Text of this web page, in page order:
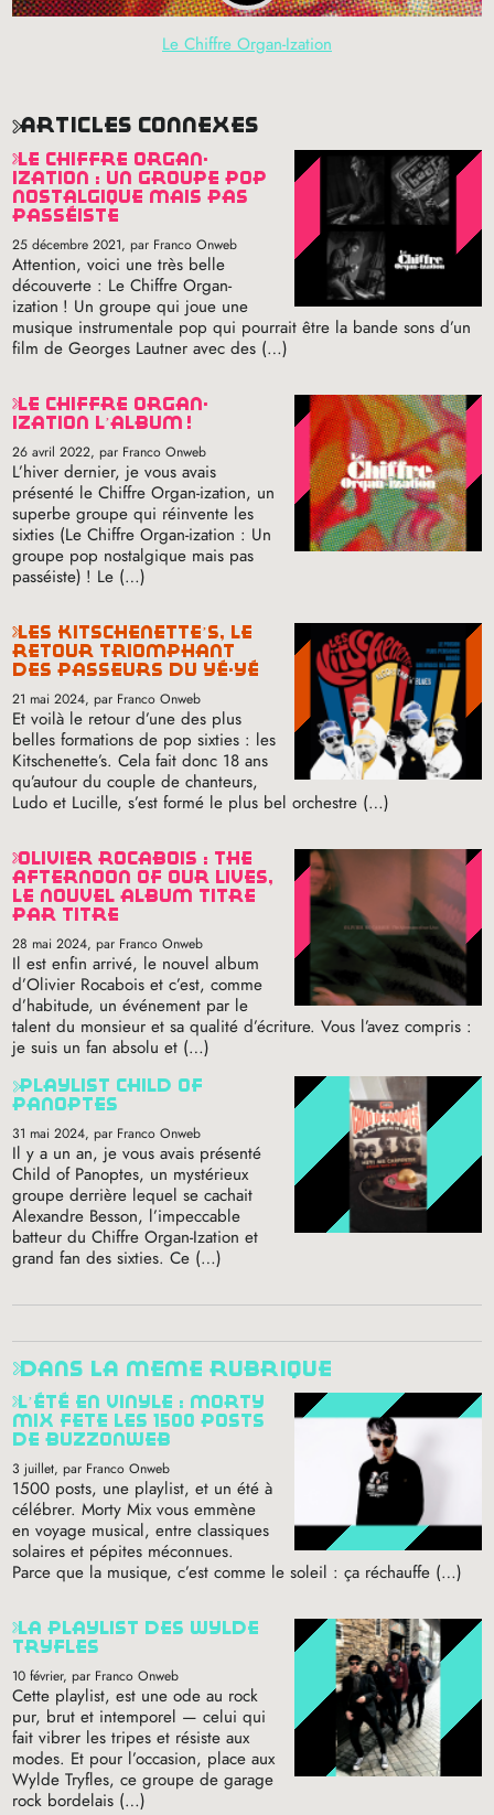
Le Chiffre Organ-Ization
articles connexes
playlist child of
panoptes
31 mai 2024, par Franco Onweb
Il y a un an, je vous avais présenté
Child of Panoptes, un mystérieux
groupe derrière lequel se cachait
Alexandre Besson, l’impeccable
batteur du Chiffre Organ-Ization et
grand fan des sixties. Ce (…)
le chiffre organ​-​
ization : un groupe pop
nostalgique mais pas
passéiste
25 décembre 2021, par Franco Onweb
Attention, voici une très belle
découverte : Le Chiffre Organ​-​
ization ! Un groupe qui joue une
musique instrumentale pop qui pourrait être la bande sons d’un
film de Georges Lautner avec des (…)
le chiffre organ-
ization l’album !
26 avril 2022, par Franco Onweb
L’hiver dernier, je vous avais
présenté le Chiffre Organ-ization, un
superbe groupe qui réinvente les
sixties (Le Chiffre Organ​-​ization : Un
groupe pop nostalgique mais pas
passéiste) ! Le (…)
les kitschenette’s, le
retour triomphant
des passeurs du yé-yé
21 mai 2024, par Franco Onweb
Et voilà le retour d’une des plus
belles formations de pop sixties : les
Kitschenette’s. Cela fait donc 18 ans
qu’autour du couple de chanteurs,
Ludo et Lucille, s’est formé le plus bel orchestre (…)
olivier rocabois : the
afternoon of our lives,
le nouvel album titre
par titre
28 mai 2024, par Franco Onweb
Il est enfin arrivé, le nouvel album
d’Olivier Rocabois et c’est, comme
d’habitude, un événement par le
talent du monsieur et sa qualité d’écriture. Vous l’avez compris :
je suis un fan absolu et (…)
dans la même rubrique
l’été en vinyle : morty
mix fête les 1500 posts
de buzzonweb
3 juillet, par Franco Onweb
1500 posts, une playlist, et un été à
célébrer. Morty Mix vous emmène
en voyage musical, entre classiques
solaires et pépites méconnues.
Parce que la musique, c’est comme le soleil : ça réchauffe (…)
la playlist des wylde
tryfles
10 février, par Franco Onweb
Cette playlist, est une ode au rock
pur, brut et intemporel — celui qui
fait vibrer les tripes et résiste aux
modes. Et pour l’occasion, place aux
Wylde Tryfles, ce groupe de garage
rock bordelais (…)